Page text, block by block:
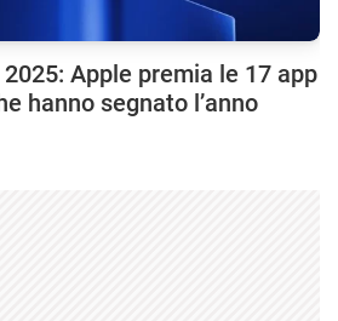
Apple premia le 17 app
hanno segnato l’anno